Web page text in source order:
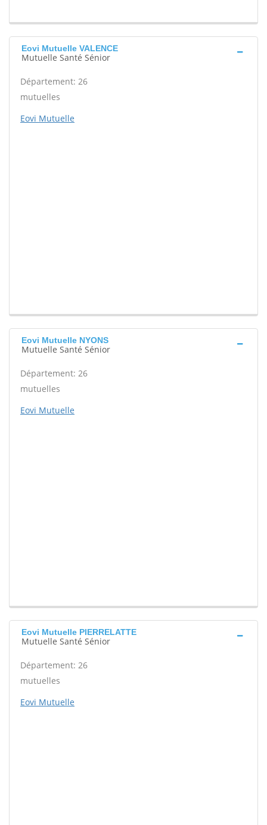
Eovi Mutuelle VALENCE
Mutuelle Santé Sénior
Département: 26
mutuelles
Eovi Mutuelle
Eovi Mutuelle NYONS
Mutuelle Santé Sénior
Département: 26
mutuelles
Eovi Mutuelle
Eovi Mutuelle PIERRELATTE
Mutuelle Santé Sénior
Département: 26
mutuelles
Eovi Mutuelle